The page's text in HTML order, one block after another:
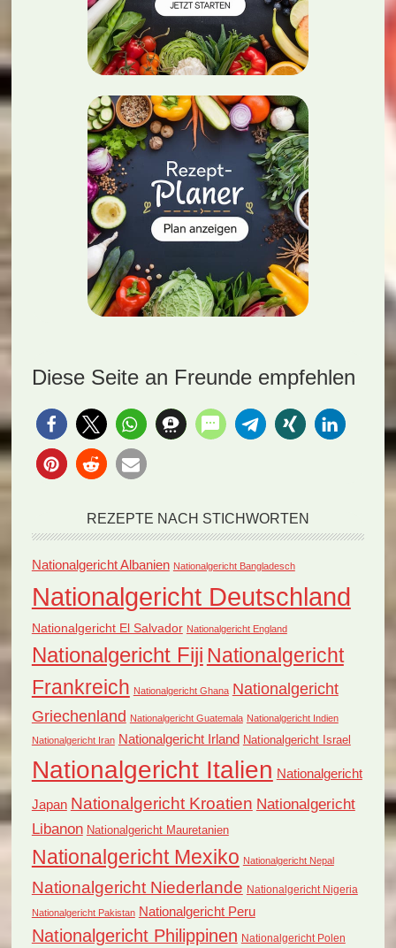
Diese Seite an Freunde empfehlen
REZEPTE NACH STICHWORTEN
Nationalgericht Albanien Nationalgericht Bangladesch
Nationalgericht Deutschland
Nationalgericht El Salvador Nationalgericht England
Nationalgericht Fiji Nationalgericht
Frankreich Nationalgericht Ghana Nationalgericht
Griechenland Nationalgericht Guatemala Nationalgericht Indien
Nationalgericht Iran Nationalgericht Irland Nationalgericht Israel
Nationalgericht Italien Nationalgericht
Japan Nationalgericht Kroatien Nationalgericht
Libanon Nationalgericht Mauretanien
Nationalgericht Mexiko Nationalgericht Nepal
Nationalgericht Niederlande Nationalgericht Nigeria
Nationalgericht Pakistan Nationalgericht Peru
Nationalgericht Philippinen Nationalgericht Polen